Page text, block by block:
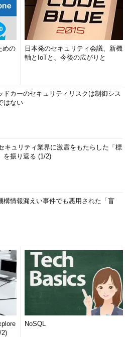
めの
日本発のセキュリティ会議、新機
軸とIoTと、今後の広がりと
ドカーのセキュリティリスクは制御シス
はない
キュリティ業界に激震をもたらした「標
を振り返る (1/2)
構情報漏えい事件でも悪用された「盲
2)
NoSQL